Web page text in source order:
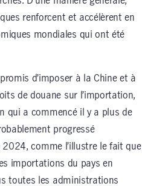
renforcent et accélèrent en
mondiales qui ont été
d’imposer à la Chine et à
de douane sur l’importation,
qui a commencé il y a plus de
progressé
comme l’illustre le fait que
importations du pays en
toutes les administrations